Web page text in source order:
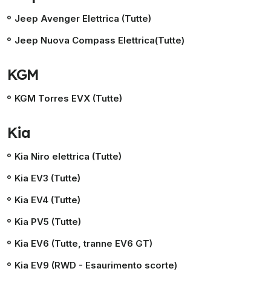
Jeep Avenger Elettrica (Tutte)
Jeep Nuova Compass Elettrica(Tutte)
KGM
KGM Torres EVX (Tutte)
Kia
Kia Niro elettrica (Tutte)
Kia EV3 (Tutte)
Kia EV4 (Tutte)
Kia PV5 (Tutte)
Kia EV6 (Tutte, tranne EV6 GT)
Kia EV9 (RWD - Esaurimento scorte)